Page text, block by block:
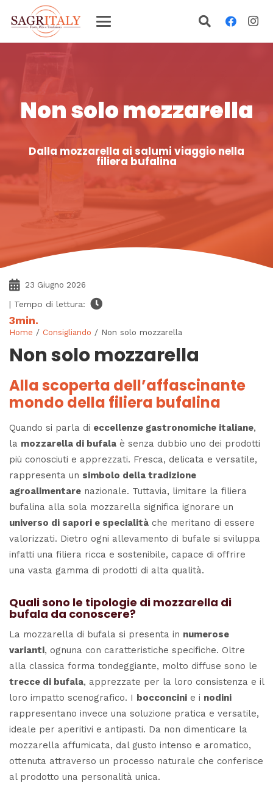
Non solo mozzarella
Dalla mozzarella ai salumi viaggio nella
filiera bufalina
23 Giugno 2026
| Tempo di lettura:
3min.
Home / Consigliando / Non solo mozzarella
Non solo mozzarella
Alla scoperta dell’affascinante
mondo della filiera bufalina
Quando si parla di eccellenze gastronomiche italiane,
la mozzarella di bufala è senza dubbio uno dei prodotti
più conosciuti e apprezzati. Fresca, delicata e versatile,
rappresenta un simbolo della tradizione
agroalimentare nazionale. Tuttavia, limitare la filiera
bufalina alla sola mozzarella significa ignorare un
universo di sapori e specialità che meritano di essere
valorizzati. Dietro ogni allevamento di bufale si sviluppa
infatti una filiera ricca e sostenibile, capace di offrire
una vasta gamma di prodotti di alta qualità.
Quali sono le tipologie di mozzarella di
bufala da conoscere?
La mozzarella di bufala si presenta in numerose
varianti, ognuna con caratteristiche specifiche. Oltre
alla classica forma tondeggiante, molto diffuse sono le
trecce di bufala, apprezzate per la loro consistenza e il
loro impatto scenografico. I bocconcini e i nodini
rappresentano invece una soluzione pratica e versatile,
ideale per aperitivi e antipasti. Da non dimenticare la
mozzarella affumicata, dal gusto intenso e aromatico,
ottenuta attraverso un processo naturale che conferisce
al prodotto una personalità unica.